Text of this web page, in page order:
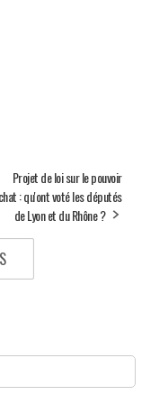
Projet de loi sur le pouvoir
: qu'ont voté les députés
de Lyon et du Rhône ?